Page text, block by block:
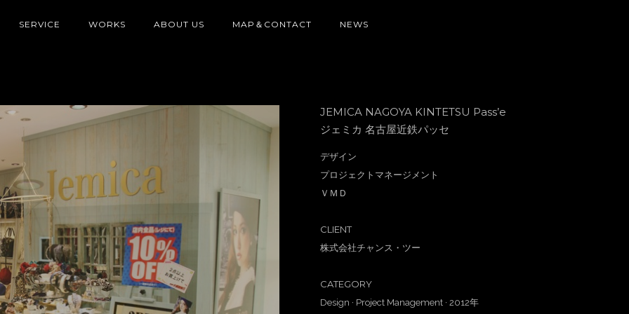
SERVICE WORKS ABOUT US MAP＆CONTACT NEWS
JEMICA NAGOYA KINTETSU Pass’e
ジェミカ 名古屋近鉄パッセ
デザイン
プロジェクトマネージメント
ＶＭＤ
CLIENT
株式会社チャンス・ツー
CATEGORY
Design · Project Management · 2012年